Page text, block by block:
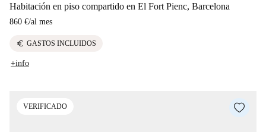
Habitación en piso compartido en El Fort Pienc, Barcelona
860 €/al mes
euro GASTOS INCLUIDOS
+info
VERIFICADO